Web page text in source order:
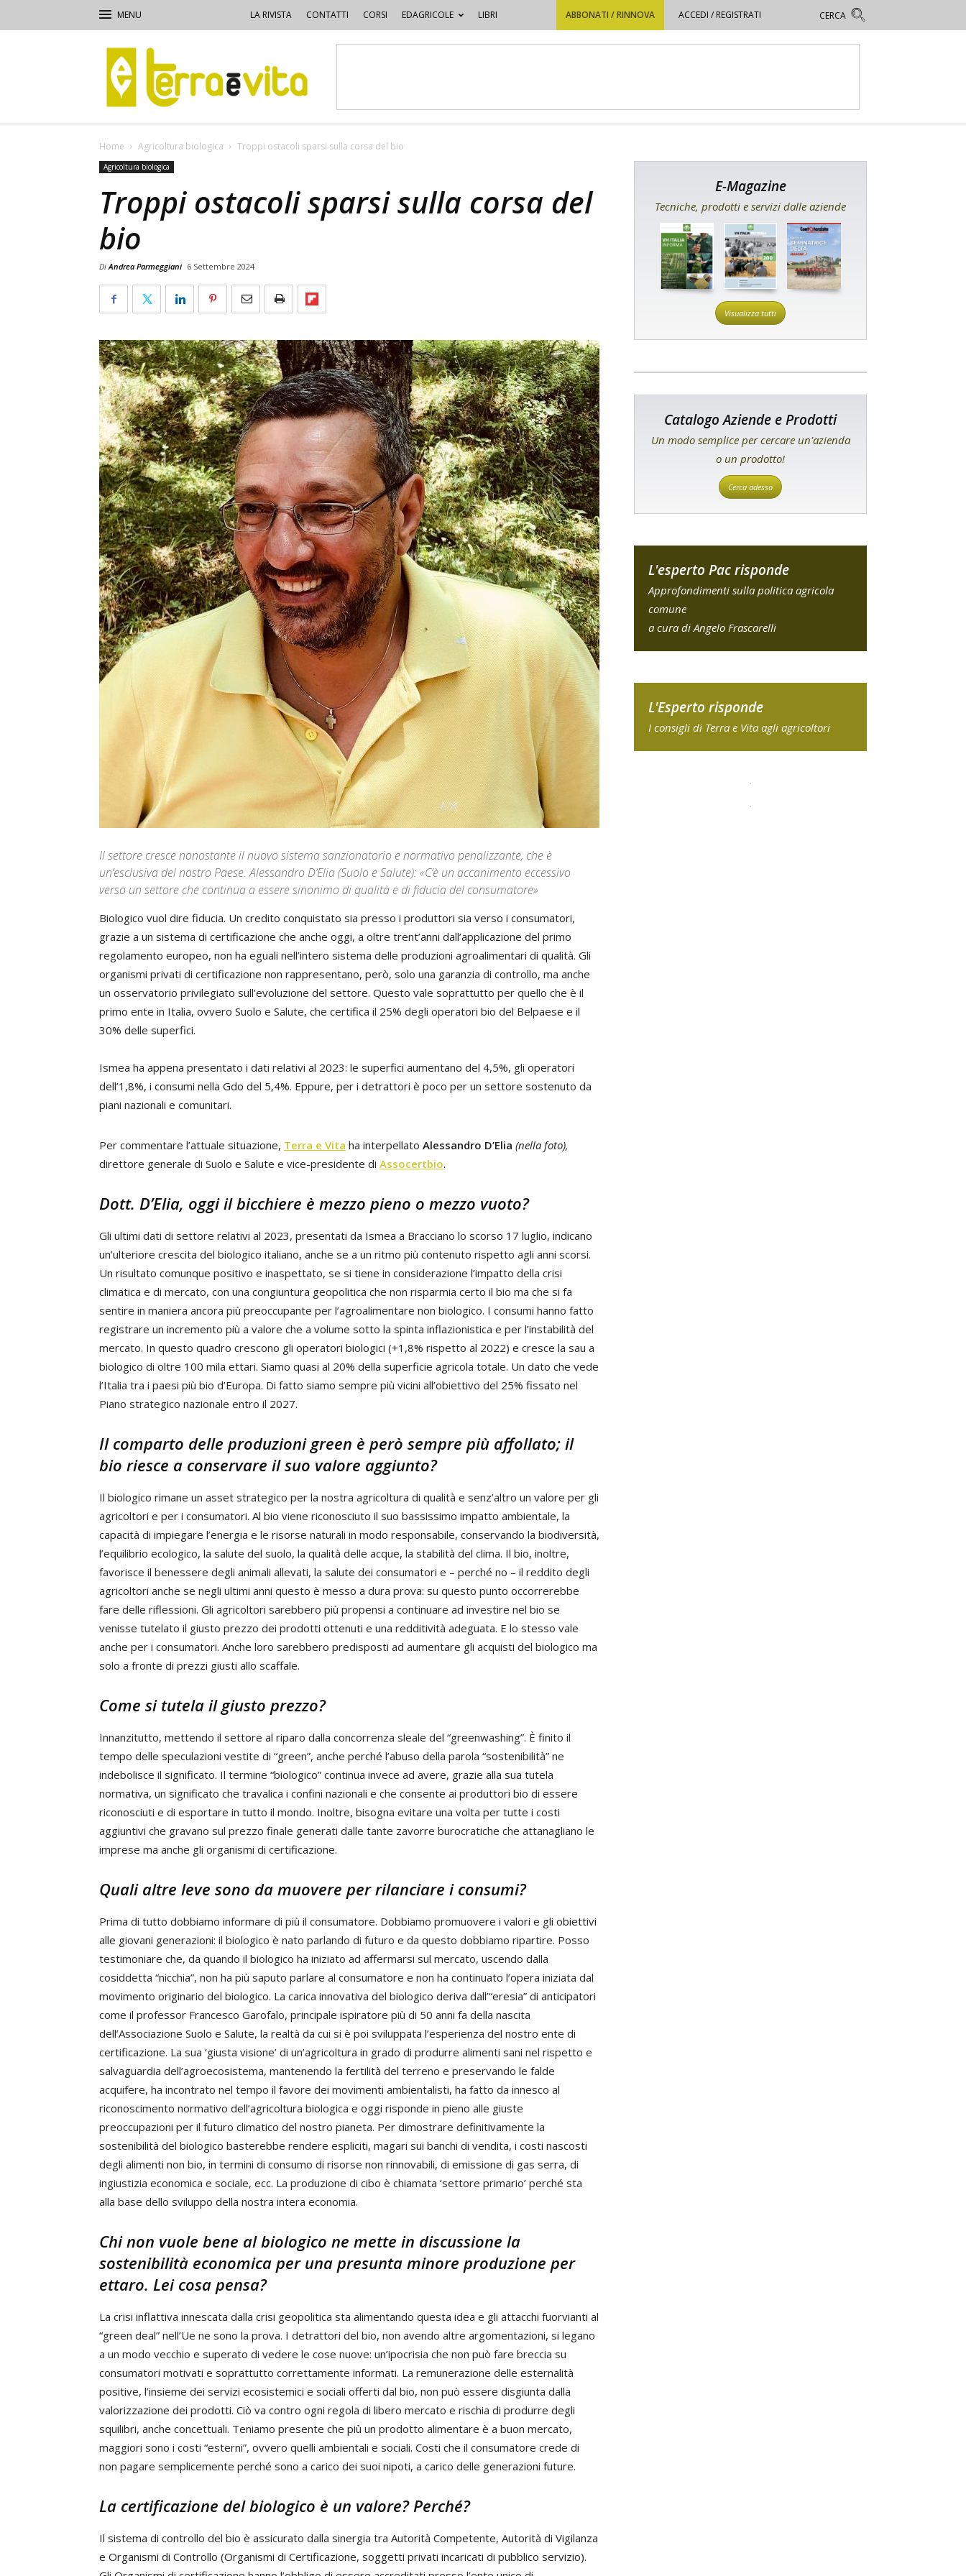
LA RIVISTA CONTATTI CORSI EDAGRICOLE LIBRI ABBONATI / RINNOVA ACCEDI / REGISTRATI
Terra
e
Vita
Home Agricoltura biologica Troppi ostacoli sparsi sulla corsa del bio
Agricoltura biologica
Troppi ostacoli sparsi sulla corsa del
bio
DiAndrea Parmeggiani 6 Settembre 2024
Il settore cresce nonostante il nuovo sistema sanzionatorio e normativo penalizzante, che è
un’esclusiva del nostro Paese. Alessandro D’Elia (Suolo e Salute): «C’è un accanimento eccessivo
verso un settore che continua a essere sinonimo di qualità e di fiducia del consumatore»
Biologico vuol dire fiducia. Un credito conquistato sia presso i produttori sia verso i consumatori,
grazie a un sistema di certificazione che anche oggi, a oltre trent’anni dall’applicazione del primo
regolamento europeo, non ha eguali nell’intero sistema delle produzioni agroalimentari di qualità. Gli
organismi privati di certificazione non rappresentano, però, solo una garanzia di controllo, ma anche
un osservatorio privilegiato sull’evoluzione del settore. Questo vale soprattutto per quello che è il
primo ente in Italia, ovvero Suolo e Salute, che certifica il 25% degli operatori bio del Belpaese e il
30% delle superfici.
Ismea ha appena presentato i dati relativi al 2023: le superfici aumentano del 4,5%, gli operatori
dell’1,8%, i consumi nella Gdo del 5,4%. Eppure, per i detrattori è poco per un settore sostenuto da
piani nazionali e comunitari.
Per commentare l’attuale situazione, Terra e Vita ha interpellato Alessandro D’Elia (nella foto),
direttore generale di Suolo e Salute e vice-presidente di Assocertbio.
Dott. D’Elia, oggi il bicchiere è mezzo pieno o mezzo vuoto?
Gli ultimi dati di settore relativi al 2023, presentati da Ismea a Bracciano lo scorso 17 luglio, indicano
un’ulteriore crescita del biologico italiano, anche se a un ritmo più contenuto rispetto agli anni scorsi.
Un risultato comunque positivo e inaspettato, se si tiene in considerazione l’impatto della crisi
climatica e di mercato, con una congiuntura geopolitica che non risparmia certo il bio ma che si fa
sentire in maniera ancora più preoccupante per l’agroalimentare non biologico. I consumi hanno fatto
registrare un incremento più a valore che a volume sotto la spinta inflazionistica e per l’instabilità del
mercato. In questo quadro crescono gli operatori biologici (+1,8% rispetto al 2022) e cresce la sau a
biologico di oltre 100 mila ettari. Siamo quasi al 20% della superficie agricola totale. Un dato che vede
l’Italia tra i paesi più bio d’Europa. Di fatto siamo sempre più vicini all’obiettivo del 25% fissato nel
Piano strategico nazionale entro il 2027.
Il comparto delle produzioni green è però sempre più affollato; il
bio riesce a conservare il suo valore aggiunto?
Il biologico rimane un asset strategico per la nostra agricoltura di qualità e senz’altro un valore per gli
agricoltori e per i consumatori. Al bio viene riconosciuto il suo bassissimo impatto ambientale, la
capacità di impiegare l’energia e le risorse naturali in modo responsabile, conservando la biodiversità,
l’equilibrio ecologico, la salute del suolo, la qualità delle acque, la stabilità del clima. Il bio, inoltre,
favorisce il benessere degli animali allevati, la salute dei consumatori e – perché no – il reddito degli
agricoltori anche se negli ultimi anni questo è messo a dura prova: su questo punto occorrerebbe
fare delle riflessioni. Gli agricoltori sarebbero più propensi a continuare ad investire nel bio se
venisse tutelato il giusto prezzo dei prodotti ottenuti e una redditività adeguata. E lo stesso vale
anche per i consumatori. Anche loro sarebbero predisposti ad aumentare gli acquisti del biologico ma
solo a fronte di prezzi giusti allo scaffale.
Come si tutela il giusto prezzo?
Innanzitutto, mettendo il settore al riparo dalla concorrenza sleale del “greenwashing”. È finito il
tempo delle speculazioni vestite di “green”, anche perché l’abuso della parola “sostenibilità” ne
indebolisce il significato. Il termine “biologico” continua invece ad avere, grazie alla sua tutela
normativa, un significato che travalica i confini nazionali e che consente ai produttori bio di essere
riconosciuti e di esportare in tutto il mondo. Inoltre, bisogna evitare una volta per tutte i costi
aggiuntivi che gravano sul prezzo finale generati dalle tante zavorre burocratiche che attanagliano le
imprese ma anche gli organismi di certificazione.
Quali altre leve sono da muovere per rilanciare i consumi?
Prima di tutto dobbiamo informare di più il consumatore. Dobbiamo promuovere i valori e gli obiettivi
alle giovani generazioni: il biologico è nato parlando di futuro e da questo dobbiamo ripartire. Posso
testimoniare che, da quando il biologico ha iniziato ad affermarsi sul mercato, uscendo dalla
cosiddetta “nicchia”, non ha più saputo parlare al consumatore e non ha continuato l’opera iniziata dal
movimento originario del biologico. La carica innovativa del biologico deriva dall’“eresia” di anticipatori
come il professor Francesco Garofalo, principale ispiratore più di 50 anni fa della nascita
dell’Associazione Suolo e Salute, la realtà da cui si è poi sviluppata l’esperienza del nostro ente di
certificazione. La sua ‘giusta visione’ di un’agricoltura in grado di produrre alimenti sani nel rispetto e
salvaguardia dell’agroecosistema, mantenendo la fertilità del terreno e preservando le falde
acquifere, ha incontrato nel tempo il favore dei movimenti ambientalisti, ha fatto da innesco al
riconoscimento normativo dell’agricoltura biologica e oggi risponde in pieno alle giuste
preoccupazioni per il futuro climatico del nostro pianeta. Per dimostrare definitivamente la
sostenibilità del biologico basterebbe rendere espliciti, magari sui banchi di vendita, i costi nascosti
degli alimenti non bio, in termini di consumo di risorse non rinnovabili, di emissione di gas serra, di
ingiustizia economica e sociale, ecc. La produzione di cibo è chiamata ‘settore primario’ perché sta
alla base dello sviluppo della nostra intera economia.
Chi non vuole bene al biologico ne mette in discussione la
sostenibilità economica per una presunta minore produzione per
ettaro. Lei cosa pensa?
La crisi inflattiva innescata dalla crisi geopolitica sta alimentando questa idea e gli attacchi fuorvianti al
“green deal” nell’Ue ne sono la prova. I detrattori del bio, non avendo altre argomentazioni, si legano
a un modo vecchio e superato di vedere le cose nuove: un’ipocrisia che non può fare breccia su
consumatori motivati e soprattutto correttamente informati. La remunerazione delle esternalità
positive, l’insieme dei servizi ecosistemici e sociali offerti dal bio, non può essere disgiunta dalla
valorizzazione dei prodotti. Ciò va contro ogni regola di libero mercato e rischia di produrre degli
squilibri, anche concettuali. Teniamo presente che più un prodotto alimentare è a buon mercato,
maggiori sono i costi “esterni”, ovvero quelli ambientali e sociali. Costi che il consumatore crede di
non pagare semplicemente perché sono a carico dei suoi nipoti, a carico delle generazioni future.
La certificazione del biologico è un valore? Perché?
Il sistema di controllo del bio è assicurato dalla sinergia tra Autorità Competente, Autorità di Vigilanza
e Organismi di Controllo (Organismi di Certificazione, soggetti privati incaricati di pubblico servizio).
E-Magazine
Tecniche, prodotti e servizi dalle aziende
Visualizza tutti
Catalogo Aziende e Prodotti
Un modo semplice per cercare un'azienda
o un prodotto!
Cerca adesso
L'esperto Pac risponde
Approfondimenti sulla politica agricola
comune
a cura di Angelo Frascarelli
L'Esperto risponde
I consigli di Terra e Vita agli agricoltori